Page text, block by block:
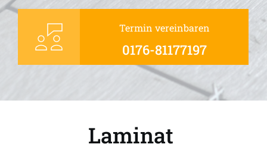
Termin vereinbaren
0176-81177197
Laminat